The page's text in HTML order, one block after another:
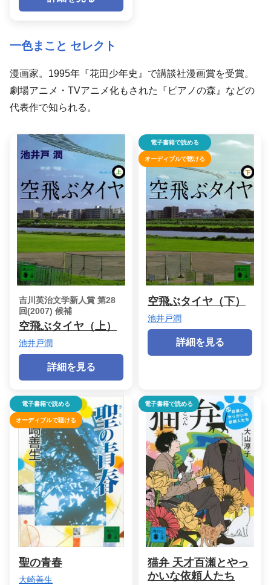
一色まこと セレクト
漫画家。1995年『花田少年史』で講談社漫画賞を受賞。
劇場アニメ・TVアニメ化もされた『ピアノの森』などの
代表作で知られる。
吉川英治文学新人賞 第28
回(2007) 候補
空飛ぶタイヤ（上）
池井戸潤
詳細を見る
電子書籍で読める
オーディブルで聴ける
空飛ぶタイヤ（下）
池井戸潤
詳細を見る
電子書籍で読める
オーディブルで聴ける
聖の青春
大崎善生
電子書籍で読める
猫弁 天才百瀬とやっ
かいな依頼人たち